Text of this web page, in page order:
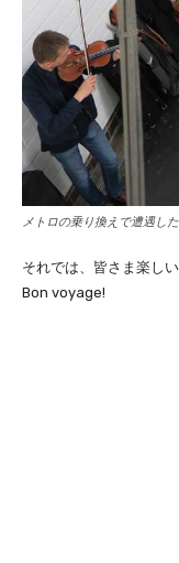
メトロの乗り換えで遭遇し
それでは、皆さま楽し
Bon voyage!